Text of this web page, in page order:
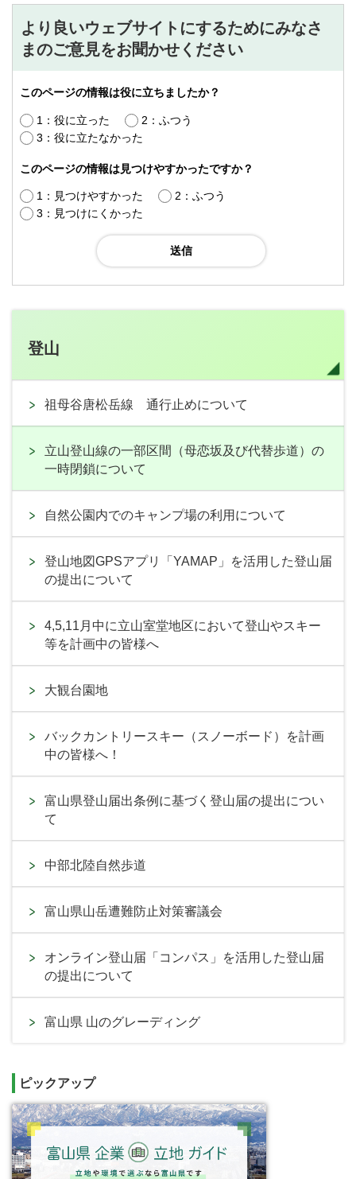
より良いウェブサイトにするためにみなさ
まのご意見をお聞かせください
このページの情報は役に立ちましたか？
1：役に立った
2：ふつう
3：役に立たなかった
このページの情報は見つけやすかったですか？
1：見つけやすかった
2：ふつう
3：見つけにくかった
登山
祖母谷唐松岳線 通行止めについて
立山登山線の一部区間（母恋坂及び代替歩道）の
一時閉鎖について
自然公園内でのキャンプ場の利用について
登山地図GPSアプリ「YAMAP」を活用した登山届
の提出について
4,5,11月中に立山室堂地区において登山やスキー
等を計画中の皆様へ
大観台園地
バックカントリースキー（スノーボード）を計画
中の皆様へ！
富山県登山届出条例に基づく登山届の提出につい
て
中部北陸自然歩道
富山県山岳遭難防止対策審議会
オンライン登山届「コンパス」を活用した登山届
の提出について
富山県 山のグレーディング
ピックアップ